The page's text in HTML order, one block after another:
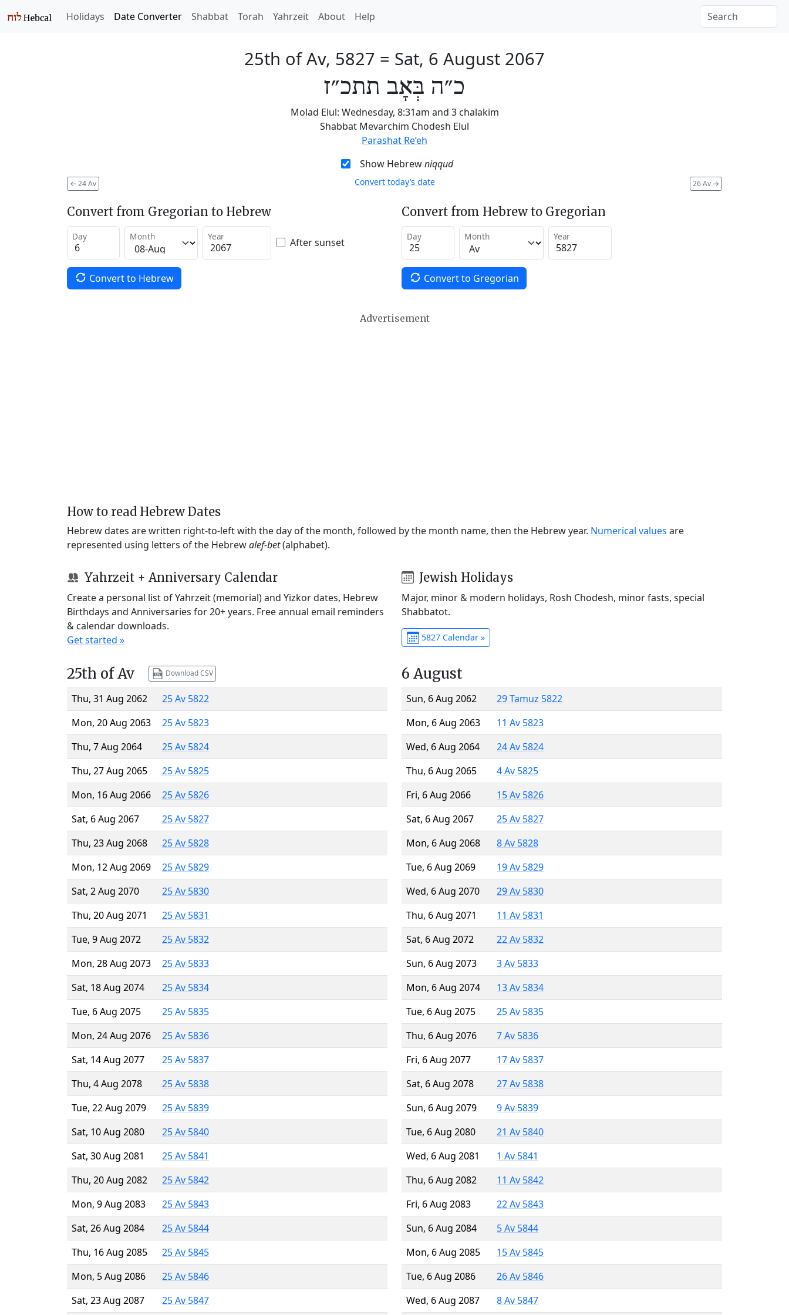
Holidays Date Converter Shabbat Torah Yahrzeit About Help
25th of Av, 5827 = Sat, 6 August 2067
כ״ה בְּאָב תתכ״ז
Molad Elul: Wednesday, 8:31am and 3 chalakim
Shabbat Mevarchim Chodesh Elul
Parashat Re’eh
Show Hebrewniqqud
← 24 Av 26 Av →
Convert today’s date
Convert from Gregorian to Hebrew
Day Month Year After sunset
Convert to Hebrew
Convert from Hebrew to Gregorian
Day Month Year
Convert to Gregorian
Advertisement
How to read Hebrew Dates
Hebrew dates are written right-to-left with the day of the month, followed by the month name, then the Hebrew year. Numerical values are
represented using letters of the Hebrewalef-bet(alphabet).
Yahrzeit + Anniversary Calendar
Create a personal list of Yahrzeit (memorial) and Yizkor dates, Hebrew
Birthdays and Anniversaries for 20+ years. Free annual email reminders
& calendar downloads.
Get started »
Jewish Holidays
Major, minor & modern holidays, Rosh Chodesh, minor fasts, special
Shabbatot.
5827 Calendar »
25th of Av Download CSV
Thu, 31 Aug 2062
25 Av 5822
Mon, 20 Aug 2063
25 Av 5823
Thu, 7 Aug 2064
25 Av 5824
Thu, 27 Aug 2065
25 Av 5825
Mon, 16 Aug 2066
25 Av 5826
Sat, 6 Aug 2067
25 Av 5827
Thu, 23 Aug 2068
25 Av 5828
Mon, 12 Aug 2069
25 Av 5829
Sat, 2 Aug 2070
25 Av 5830
Thu, 20 Aug 2071
25 Av 5831
Tue, 9 Aug 2072
25 Av 5832
Mon, 28 Aug 2073
25 Av 5833
Sat, 18 Aug 2074
25 Av 5834
Tue, 6 Aug 2075
25 Av 5835
Mon, 24 Aug 2076
25 Av 5836
Sat, 14 Aug 2077
25 Av 5837
Thu, 4 Aug 2078
25 Av 5838
Tue, 22 Aug 2079
25 Av 5839
Sat, 10 Aug 2080
25 Av 5840
Sat, 30 Aug 2081
25 Av 5841
Thu, 20 Aug 2082
25 Av 5842
Mon, 9 Aug 2083
25 Av 5843
Sat, 26 Aug 2084
25 Av 5844
Thu, 16 Aug 2085
25 Av 5845
Mon, 5 Aug 2086
25 Av 5846
Sat, 23 Aug 2087
25 Av 5847
6 August
Sun, 6 Aug 2062
29 Tamuz 5822
Mon, 6 Aug 2063
11 Av 5823
Wed, 6 Aug 2064
24 Av 5824
Thu, 6 Aug 2065
4 Av 5825
Fri, 6 Aug 2066
15 Av 5826
Sat, 6 Aug 2067
25 Av 5827
Mon, 6 Aug 2068
8 Av 5828
Tue, 6 Aug 2069
19 Av 5829
Wed, 6 Aug 2070
29 Av 5830
Thu, 6 Aug 2071
11 Av 5831
Sat, 6 Aug 2072
22 Av 5832
Sun, 6 Aug 2073
3 Av 5833
Mon, 6 Aug 2074
13 Av 5834
Tue, 6 Aug 2075
25 Av 5835
Thu, 6 Aug 2076
7 Av 5836
Fri, 6 Aug 2077
17 Av 5837
Sat, 6 Aug 2078
27 Av 5838
Sun, 6 Aug 2079
9 Av 5839
Tue, 6 Aug 2080
21 Av 5840
Wed, 6 Aug 2081
1 Av 5841
Thu, 6 Aug 2082
11 Av 5842
Fri, 6 Aug 2083
22 Av 5843
Sun, 6 Aug 2084
5 Av 5844
Mon, 6 Aug 2085
15 Av 5845
Tue, 6 Aug 2086
26 Av 5846
Wed, 6 Aug 2087
8 Av 5847